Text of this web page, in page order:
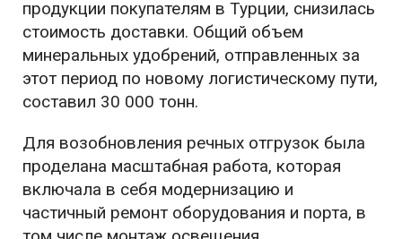
продукции покупателям в Турции, снизилась
стоимость доставки. Общий объем
минеральных удобрений, отправленных за
этот период по новому логистическому пути,
составил 30 000 тонн.
Для возобновления речных отгрузок была
проделана масштабная работа, которая
включала в себя модернизацию и
частичный ремонт оборудования и порта, в